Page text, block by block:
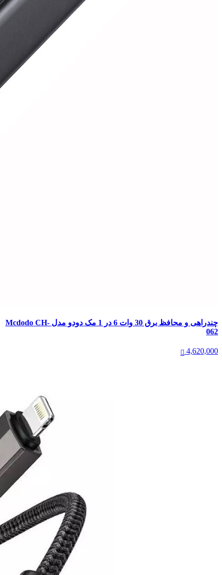
چندراهی و محافظ برق 30 وات 6 در 1 مک دودو مدل Mcdodo CH-
062
4,620,000